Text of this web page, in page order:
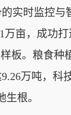
实时监控与
万亩，成功打
板。粮食种
万吨，科
根。